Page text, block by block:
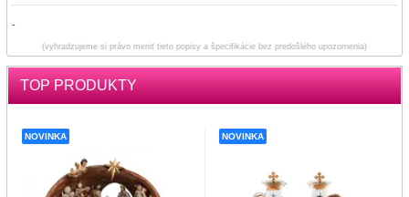
-
(vyhradzujeme si právo meniť tieto popisy a špecifikácie bez predošlého upozornenia)
TOP PRODUKTY
NOVINKA NOVINKA